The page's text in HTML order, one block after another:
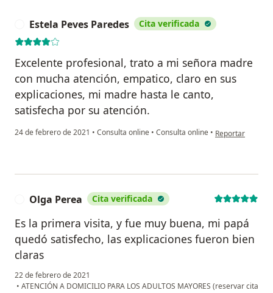
Estela Peves Paredes Cita verificada
Excelente profesional, trato a mi señora madre
con mucha atención, empatico, claro en sus
explicaciones, mi madre hasta le canto,
satisfecha por su atención.
24 de febrero de 2021 • Consulta online • Consulta online • en opinión del
Reportar
Olga Perea Cita verificada
Es la primera visita, y fue muy buena, mi papá
quedó satisfecho, las explicaciones fueron bien
claras
22 de febrero de 2021
• ATENCIÓN A DOMICILIO PARA LOS ADULTOS MAYORES (reservar cita